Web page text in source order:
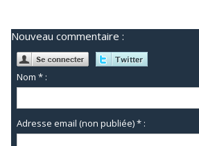
Nouveau commentaire :
Nom * :
Adresse email (non publiée) * :